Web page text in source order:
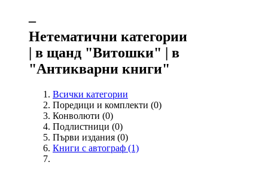
‒
Нетематични категории
| в щанд "Витошки" | в
"Антикварни книги"
Всички категории
Поредици и комплекти (0)
Конволюти (0)
Подлистници (0)
Първи издания (0)
Книги с автограф (1)